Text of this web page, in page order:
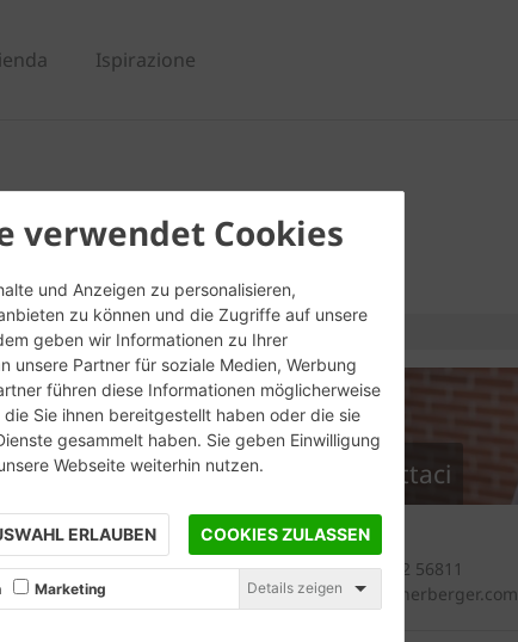
verwendet Cookies
und Anzeigen zu personalisieren,
zu können und die Zugriffe auf unsere
geben wir Informationen zu Ihrer
unsere Partner für soziale Medien, Werbung
führen diese Informationen möglicherweise
Sie ihnen bereitgestellt haben oder die sie
gesammelt haben. Sie geben Einwilligung
Webseite weiterhin nutzen.
ERLAUBEN COOKIES ZULASSEN
Marketing Details zeigen
Ispirazione
Contattaci
Generale
+39 0542 56811
italia@wienerberger.com